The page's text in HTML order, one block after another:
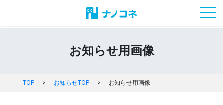
お知らせ用画像
TOP > お知らせTOP > お知らせ用画像